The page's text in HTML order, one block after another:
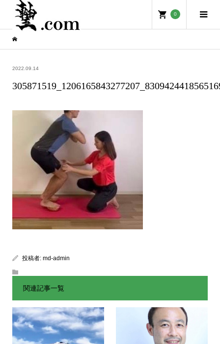
0
2022.09.14
投稿者: md-admin
関連記事一覧